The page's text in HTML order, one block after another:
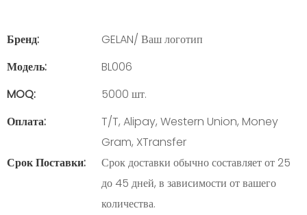
Бренд:
GELAN/ Ваш логотип
Модель:
BL006
MOQ:
5000 шт.
Оплата:
T/T, Alipay, Western Union, Money
Gram, XTransfer
Срок Поставки:
Срок доставки обычно составляет от 25
до 45 дней, в зависимости от вашего
количества.